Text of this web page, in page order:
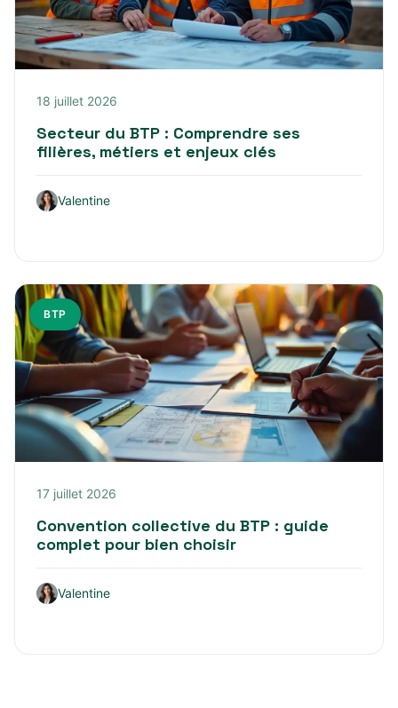
18 juillet 2026
Secteur du BTP : Comprendre ses
filières, métiers et enjeux clés
Valentine
BTP
17 juillet 2026
Convention collective du BTP : guide
complet pour bien choisir
Valentine